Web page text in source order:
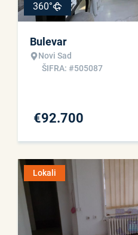
360°
Bulevar
Novi Sad
ŠIFRA: #505087
€92.700
Lokali